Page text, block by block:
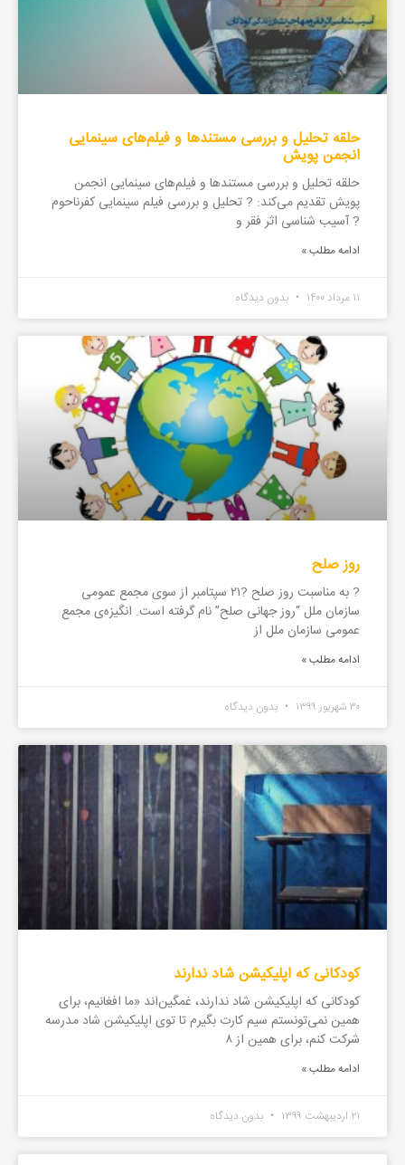
حلقه تحلیل و بررسی مستندها و فیلم‌های سینمایی
انجمن پویش
حلقه تحلیل و بررسی مستندها و فیلم‌های سینمایی انجمن
پویش تقدیم می‌کند: ? تحلیل و بررسی فیلم سینمایی کفرناحوم
? آسیب شناسی اثر فقر و
ادامه مطلب »
۱۱ مرداد ۱۴۰۰ بدون دیدگاه
روز صلح
? به مناسبت روز صلح ?۲۱ سپتامبر از سوی مجمع عمومی
سازمان ملل “روز جهانی صلح” نام گرفته است. انگیزه‌ی مجمع
عمومی سازمان ملل از
ادامه مطلب »
۳۰ شهریور ۱۳۹۹ بدون دیدگاه
کودکانی که اپلیکیشن شاد ندارند
کودکانی که اپلیکیشن شاد ندارند، غمگین‌اند «ما افغانیم، برای
همین نمی‌تونستم سیم کارت بگیرم تا توی اپلیکیشن شاد مدرسه
شرکت کنم، برای همین از ۸
ادامه مطلب »
۲۱ اردیبهشت ۱۳۹۹ بدون دیدگاه